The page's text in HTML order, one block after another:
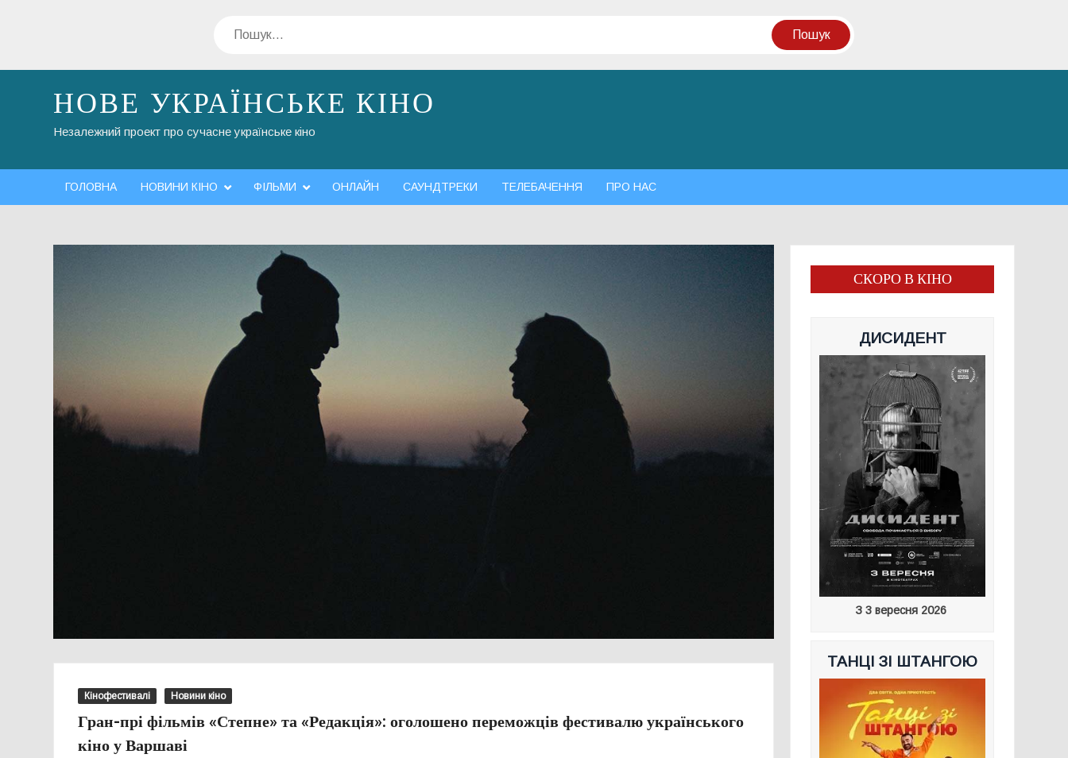
Пошук
НОВЕ УКРАЇНСЬКЕ КІНО
Незалежний проект про сучасне українське кіно
ГОЛОВНА НОВИНИ КІНО ФІЛЬМИ ОНЛАЙН САУНДТРЕКИ ТЕЛЕБАЧЕННЯ ПРО НАС
Кінофестивалі Новини кіно
Гран-прі фільмів «Степне» та «Редакція»: оголошено переможців фестивалю українського
кіно у Варшаві
СКОРО В КІНО
ДИСИДЕНТ
З 3 вересня 2026
ТАНЦІ ЗІ ШТАНГОЮ